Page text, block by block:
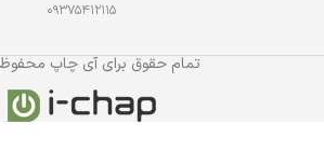
09375412115
تمام حقوق برای آی چاپ